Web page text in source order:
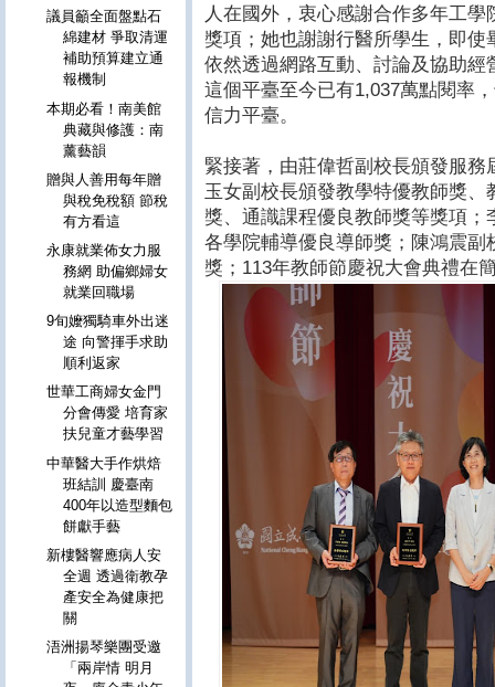
人在國外，衷心感謝合作多年工
獎項；她也謝謝行醫所學生，即
依然透過網路互動、討論及協助
這個平臺至今已有1,037萬點閱率
信力平臺。
緊接著，由莊偉哲副校長頒發服
玉女副校長頒發教學特優教師獎
獎、通識課程優良教師獎等獎項
各學院輔導優良導師獎；陳鴻震
獎；113年教師節慶祝大會典禮在
議員籲全面盤點石
綿建材 爭取清運
補助預算建立通
報機制
本期必看！南美館
典藏與修護：南
薰藝韻
贈與人善用每年贈
與稅免稅額 節稅
有方看這
永康就業佈女力服
務網 助偏鄉婦女
就業回職場
9旬嬤獨騎車外出迷
途 向警揮手求助
順利返家
世華工商婦女金門
分會傳愛 培育家
扶兒童才藝學習
中華醫大手作烘焙
班結訓 慶臺南
400年以造型麵包
餅獻手藝
新樓醫響應病人安
全週 透過衛教孕
產安全為健康把
關
浯洲揚琴樂團受邀
「兩岸情 明月